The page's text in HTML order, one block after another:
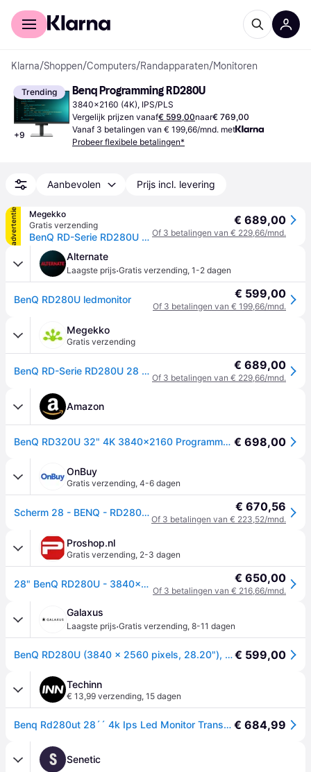
Voor shoppers
Klarna/Shoppen/Computers/Randapparaten/Monitoren
Trending
+9
Benq Programming RD280U
3840x2160 (4K), IPS/PLS
Vergelijk prijzen vanaf€ 599,00naar€ 769,00
Vanaf 3 betalingen van € 199,66/mnd. met
Probeer flexibele betalingen*
Aanbevolen Prijs incl. levering
advertentie
Megekko
Gratis verzending
BenQ RD-Serie RD280U 28 3840 x 2560 Pixels USB-C 90W IPS Monitor
€ 689,00
Of 3 betalingen van € 229,66/mnd.
Alternate
Laagste prijs·Gratis verzending, 1-2 dagen
BenQ RD280U ledmonitor € 599,00
Of 3 betalingen van € 199,66/mnd.
Megekko
Gratis verzending
BenQ RD-Serie RD280U 28 3840 x 2560 Pixels USB-C 90W IPS Monitor € 689,00
Of 3 betalingen van € 229,66/mnd.
Amazon
BenQ RD320U 32" 4K 3840x2160 Programmeermonitor met 2000:1 contrastratio, Nano Matte Panel, Coding-modi, MoonHalo-achtergrondverlichting, Nachtmodusbescherming, Ergonomisch Design, Eye-Care € 698,00
OnBuy
Gratis verzending, 4-6 dagen
Scherm 28 - BENQ - RD280U - 4K+ - Zwart - Geavanceerde weergavetechnologie € 670,56
Of 3 betalingen van € 223,52/mnd.
Proshop.nl
Gratis verzending, 2-3 dagen
28" BenQ RD280U - 3840x2560 - 60Hz - IPS € 650,00
Of 3 betalingen van € 216,66/mnd.
Galaxus
Laagste prijs·Gratis verzending, 8-11 dagen
BenQ RD280U (3840 x 2560 pixels, 28.20"), Monitor, Zwart, Grijs€ 599,00
Techinn
€ 13,99 verzending, 15 dagen
Benq Rd280ut 28´´ 4k Ips Led Monitor Transparant € 684,99
S Senetic